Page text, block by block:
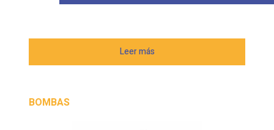
Leer más
BOMBAS